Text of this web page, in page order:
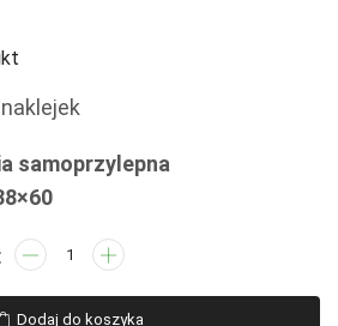
samoprzylepna
ilość
Diluted
Dodaj do koszyka